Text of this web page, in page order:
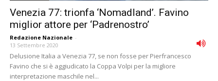
Venezia 77: trionfa ‘Nomadland’. Favino
miglior attore per ‘Padrenostro’
Redazione Nazionale -
13 Settembre 2020
Delusione Italia a Venezia 77, se non fosse per Pierfrancesco
Favino che si è aggiudicato la Coppa Volpi per la migliore
interpretazione maschile nel...